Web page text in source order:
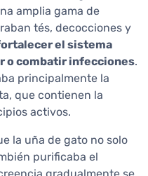
amplia gama de
tés, decocciones y
el sistema
o combatir infecciones.
principalmente la
que contienen la
activos.
la uña de gato no solo
purificaba el